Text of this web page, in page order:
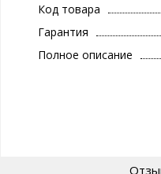
Код товара
Гарантия
Полное описание